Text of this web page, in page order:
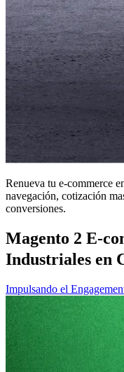
Renueva tu e-commerce
navegación, cotización
conversiones.
Magento 2 E-
Industriales en
Impulsando el